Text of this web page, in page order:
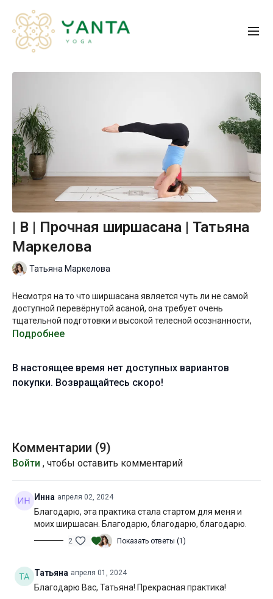
| B | Прочная ширшасана | Татьяна
Маркелова
Татьяна Маркелова
Несмотря на то что ширшасана является чуть ли не самой
доступной перевёрнутой асаной, она требует очень
тщательной подготовки и высокой телесной осознанности,
поскольку является травмоопасной асаной. Пожалуйста,
уверены в том, насколько корректно вы её освоили.
тем, кто уже освоил эту асану. И классический транзит
“ширшасана > пинча” тем, кто готов проверить не только
свою ширшасану, но и пинчу на прочность и техническую
точность.
Желаю вам продуктивной практики!
Уровень подготовки:средний (B)
Специфика:динамическая практика с акцентом укрепление
мышц кора и плечевого пояса
Подробнее
В настоящее время нет доступных вариантов
покупки. Возвращайтесь скоро!
Комментарии (9)
Войти , чтобы оставить комментарий
Инна апреля 02, 2024
Благодарю, эта практика стала стартом для меня и
моих ширшасан. Благодарю, благодарю, благодарю.
2 Показать ответы (1)
Татьяна апреля 01, 2024
Благодарю Вас, Татьяна! Прекрасная практика!